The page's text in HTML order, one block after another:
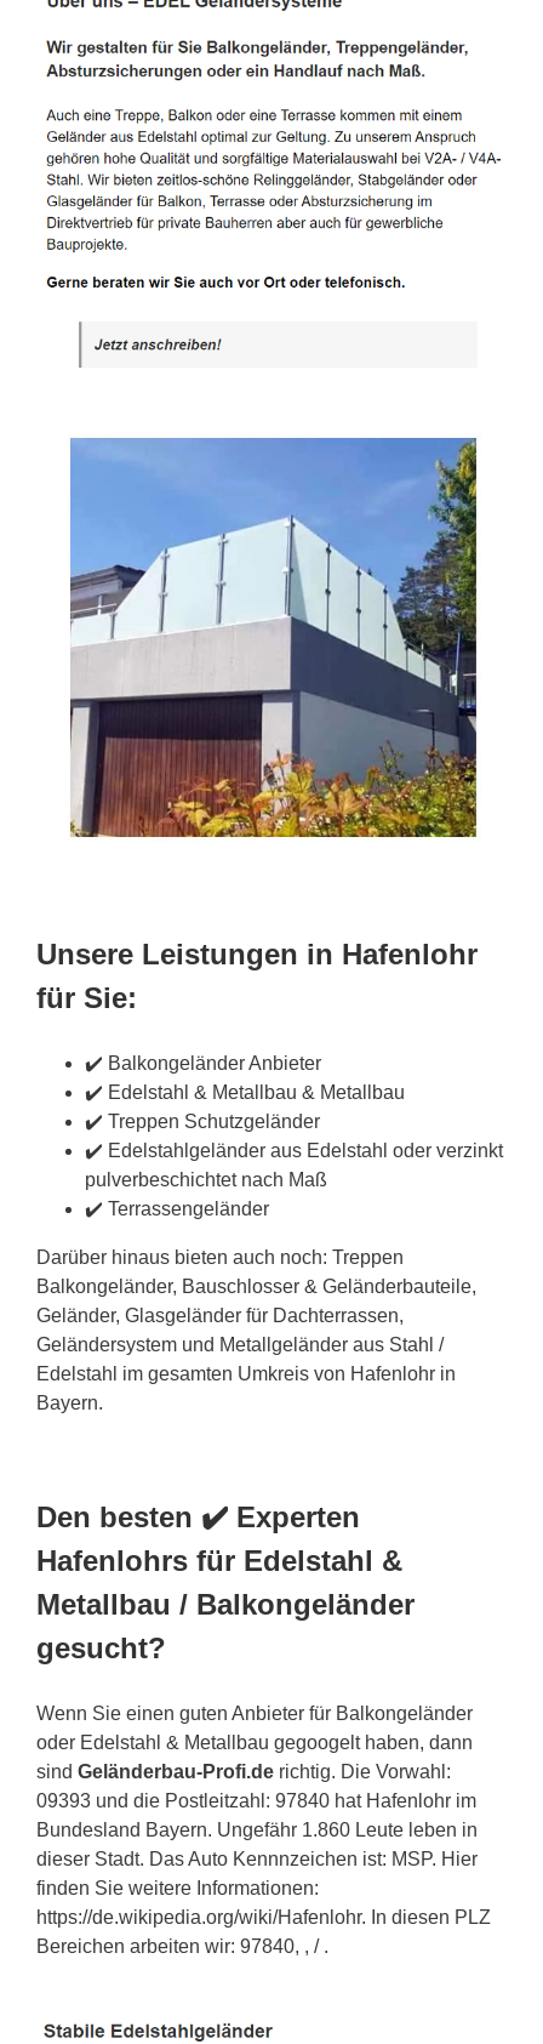
Unsere Leistungen in Hafenlohr
für Sie:
✔️ Balkongeländer Anbieter
✔️ Edelstahl & Metallbau & Metallbau
✔️ Treppen Schutzgeländer
✔️ Edelstahlgeländer aus Edelstahl oder verzinkt
pulverbeschichtet nach Maß
✔️ Terrassengeländer
Darüber hinaus bieten auch noch: Treppen
Balkongeländer, Bauschlosser & Geländerbauteile,
Geländer, Glasgeländer für Dachterrassen,
Geländersystem und Metallgeländer aus Stahl /
Edelstahl im gesamten Umkreis von Hafenlohr in
Bayern.
Den besten ✔️ Experten
Hafenlohrs für Edelstahl &
Metallbau / Balkongeländer
gesucht?
Wenn Sie einen guten Anbieter für Balkongeländer
oder Edelstahl & Metallbau gegoogelt haben, dann
sind Geländerbau-Profi.de richtig. Die Vorwahl:
09393 und die Postleitzahl: 97840 hat Hafenlohr im
Bundesland Bayern. Ungefähr 1.860 Leute leben in
dieser Stadt. Das Auto Kennnzeichen ist: MSP. Hier
finden Sie weitere Informationen:
https://de.wikipedia.org/wiki/Hafenlohr. In diesen PLZ
Bereichen arbeiten wir: 97840, , / .